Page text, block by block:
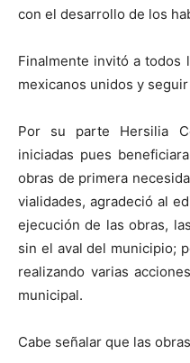
con el desarrollo de los
Finalmente invitó a todos
mexicanos unidos y
Por su parte Hersilia
iniciadas pues
obras de primera
vialidades, agradeció al
ejecución de las obras,
sin el aval del municipio;
realizando varias
municipal.
Cabe señalar que las